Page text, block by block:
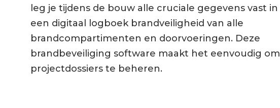
leg je tijdens de bouw alle cruciale gegevens vast in
een digitaal logboek brandveiligheid van alle
brandcompartimenten en doorvoeringen. Deze
brandbeveiliging software maakt het eenvoudig om
projectdossiers te beheren.